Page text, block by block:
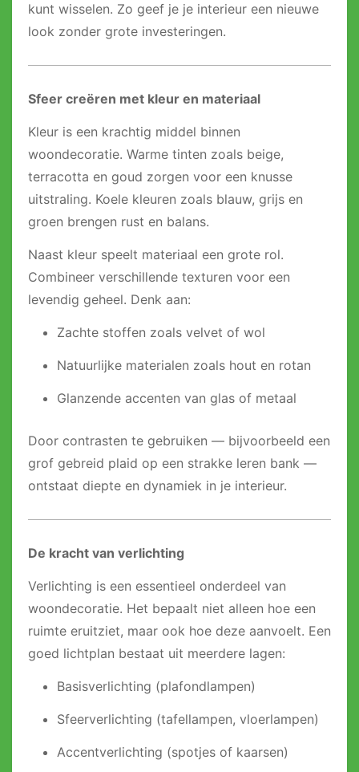
kunt wisselen. Zo geef je je interieur een nieuwe
look zonder grote investeringen.
Sfeer creëren met kleur en materiaal
Kleur is een krachtig middel binnen
woondecoratie. Warme tinten zoals beige,
terracotta en goud zorgen voor een knusse
uitstraling. Koele kleuren zoals blauw, grijs en
groen brengen rust en balans.
Naast kleur speelt materiaal een grote rol.
Combineer verschillende texturen voor een
levendig geheel. Denk aan:
Zachte stoffen zoals velvet of wol
Natuurlijke materialen zoals hout en rotan
Glanzende accenten van glas of metaal
Door contrasten te gebruiken — bijvoorbeeld een
grof gebreid plaid op een strakke leren bank —
ontstaat diepte en dynamiek in je interieur.
De kracht van verlichting
Verlichting is een essentieel onderdeel van
woondecoratie. Het bepaalt niet alleen hoe een
ruimte eruitziet, maar ook hoe deze aanvoelt. Een
goed lichtplan bestaat uit meerdere lagen:
Basisverlichting (plafondlampen)
Sfeerverlichting (tafellampen, vloerlampen)
Accentverlichting (spotjes of kaarsen)